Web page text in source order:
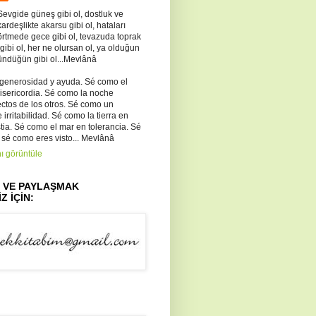
güneş gibi ol, dostluk ve
akarsu gibi ol, hataları
gece gibi ol, tevazuda toprak
ol, her ne olursan ol, ya olduğun
gibi ol...Mevlânâ
y ayuda. Sé como el
Sé como la noche
de los otros. Sé como un
irritabilidad. Sé como la tierra en
Sé como el mar en tolerancia. Sé
como eres visto... Mevlânâ
görüntüle
PAYLAŞMAK
İÇİN: